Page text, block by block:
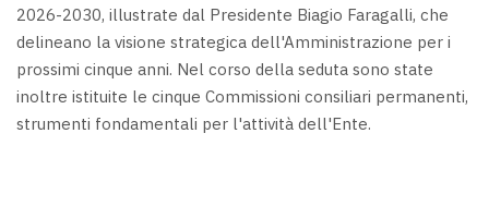
2026-2030, illustrate dal Presidente Biagio Faragalli, che
delineano la visione strategica dell'Amministrazione per i
prossimi cinque anni. Nel corso della seduta sono state
inoltre istituite le cinque Commissioni consiliari permanenti,
strumenti fondamentali per l'attività dell'Ente.